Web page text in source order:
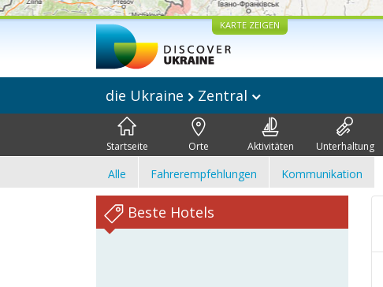
KARTE ZEIGEN
die Ukraine Zentral
Startseite Orte Aktivitäten Unterhaltung
Alle Fahrerempfehlungen Kommunikation
Beste Hotels